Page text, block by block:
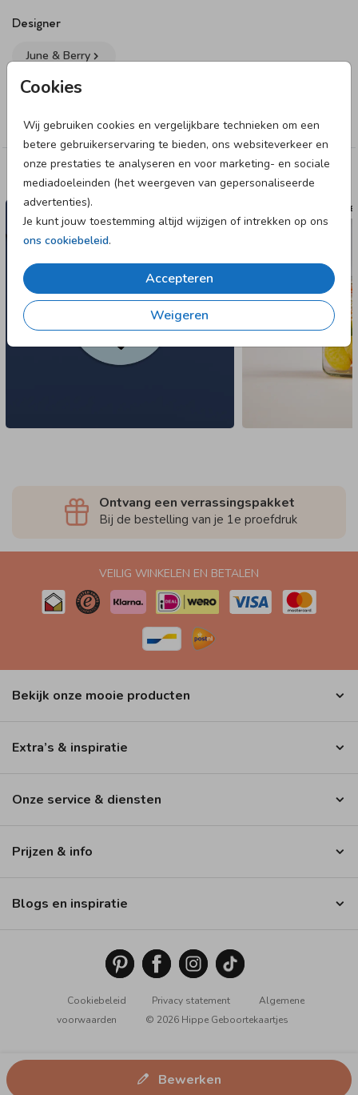
Cookies
Wij gebruiken cookies en vergelijkbare technieken om een
betere gebruikerservaring te bieden, ons websiteverkeer en
onze prestaties te analyseren en voor marketing- en sociale
mediadoeleinden (het weergeven van gepersonaliseerde
advertenties).
Je kunt jouw toestemming altijd wijzigen of intrekken op ons
ons cookiebeleid.
Accepteren
Weigeren
een lief velvet-lintje, een touwtje of lint. Deze kun je
bevestigingsmaterialenbestel je het bevestigingsmateriaal
van jouw voorkeur los bij het labeltje. Wanneer je de
labeltjes thuis krijgt, zet je ze hiermee zelf in elkaar.
Specificaties van het labeltje:
• 16 labels per vel.
• Formaat: 40 x 40 mm.
• Papiersoort: coated karton.
Dit product maakt onderdeel uit vandeze set
Designer
June & Berry
Collectie
Labeltjes
Deze designs vind je misschien ook leuk
SLUITSTICKER
Bewerken
Ontvang een verrassingspakket
Bij de bestelling van je 1e proefdruk
VEILIG WINKELEN EN BETALEN
Bekijk onze mooie producten
Extra’s & inspiratie
Onze service & diensten
Prijzen & info
Blogs en inspiratie
Cookiebeleid Privacy statement
Algemene
voorwaarden
© 2026 Hippe Geboortekaartjes